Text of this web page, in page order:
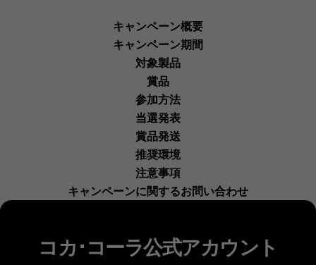
キャンペーン概要
キャンペーン期間
対象製品
賞品
参加方法
当選発表
賞品発送
推奨環境
注意事項
キャンペーンに関するお問い合わせ
コカ･コーラ公式アカウント